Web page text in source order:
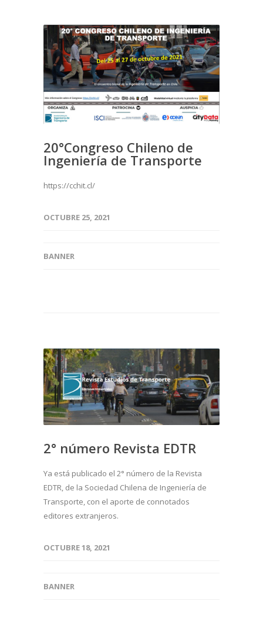
20°Congreso Chileno de
Ingeniería de Transporte
https://cchit.cl/
OCTUBRE 25, 2021
BANNER
2° número Revista EDTR
Ya está publicado el 2° número de la Revista
EDTR, de la Sociedad Chilena de Ingeniería de
Transporte, con el aporte de connotados
editores extranjeros.
OCTUBRE 18, 2021
BANNER